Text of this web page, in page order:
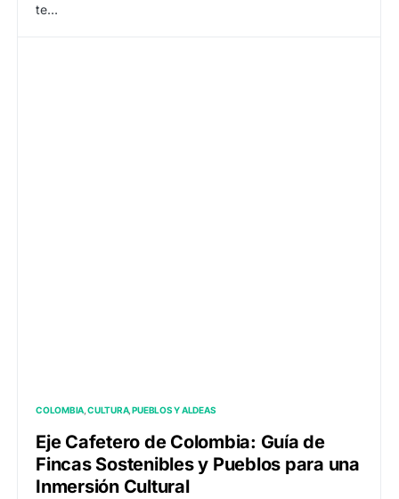
te…
COLOMBIA CULTURA PUEBLOS Y ALDEAS
Eje Cafetero de Colombia: Guía de
Fincas Sostenibles y Pueblos para una
Inmersión Cultural